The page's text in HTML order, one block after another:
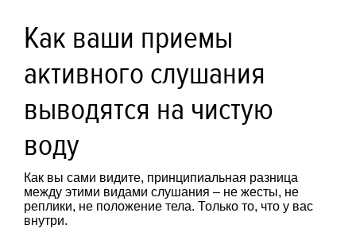
Как ваши приемы
активного слушания
выводятся на чистую
воду
Как вы сами видите, принципиальная разница
между этими видами слушания – не жесты, не
реплики, не положение тела. Только то, что у вас
внутри.